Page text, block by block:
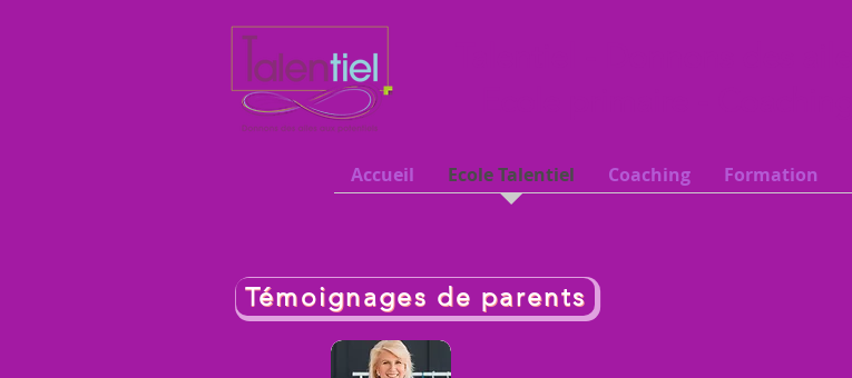
Accueil Ecole Talentiel Coaching Formation
Témoignages de parents